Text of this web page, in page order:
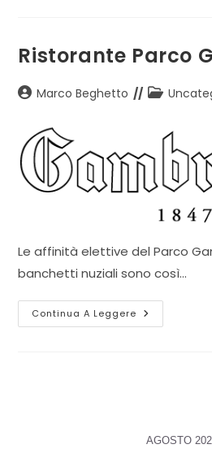
Ristorante Parco
AutoreMarco Beghetto
Categoria
Le affinità elettive del Parco
banchetti nuziali sono così…
Continua A Leggere Ristorante
Parco
AGOSTO